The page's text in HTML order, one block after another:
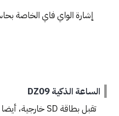
إشارة الواي فاي الخاصة
الساعة الذكية DZ09